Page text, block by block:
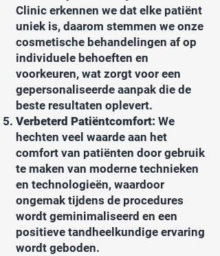
Clinic erkennen we dat elke patiënt
uniek is, daarom stemmen we onze
cosmetische behandelingen af op
individuele behoeften en
voorkeuren, wat zorgt voor een
gepersonaliseerde aanpak die de
beste resultaten oplevert.
Verbeterd Patiëntcomfort: We
hechten veel waarde aan het
comfort van patiënten door gebruik
te maken van moderne technieken
en technologieën, waardoor
ongemak tijdens de procedures
wordt geminimaliseerd en een
positieve tandheelkundige ervaring
wordt geboden.